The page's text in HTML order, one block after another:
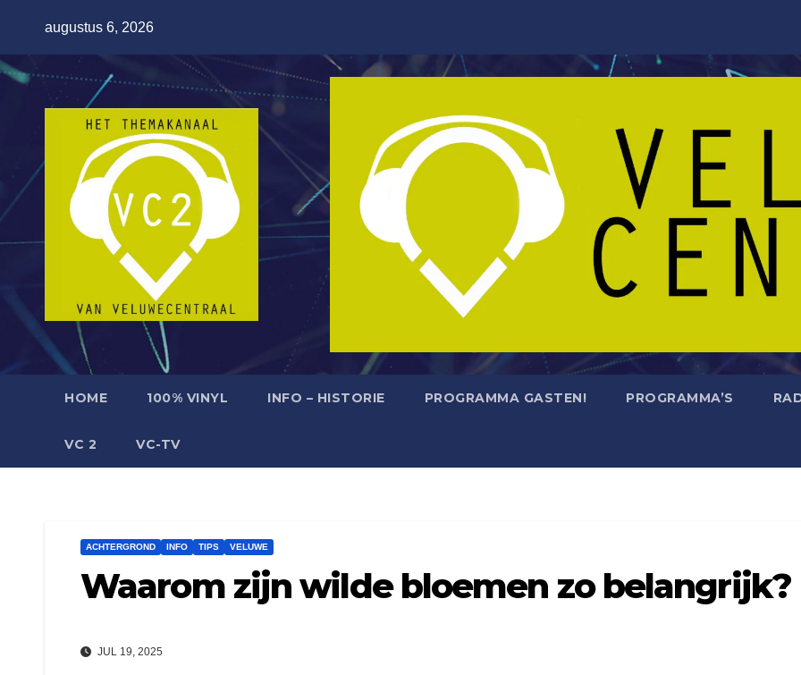
de
augustus 6, 2026
HOME 100% VINYL INFO – HISTORIE PROGRAMMA GASTEN! PROGRAMMA’S
VC 2 VC-TV
ACHTERGROND INFO TIPS VELUWE
Waarom zijn wilde bloemen zo belangrijk?
JUL 19, 2025